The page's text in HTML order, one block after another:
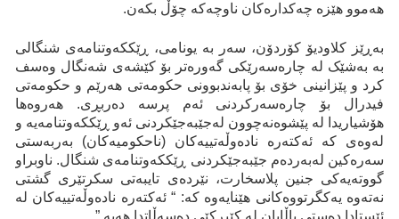
هەموو هێزە چەکدارەکان ناوچەکە چۆڵ بکەن.
بەڕێز کلاودیۆ کۆردۆن، سەر بە یونامی، ڕێککەوتنامەی شنگالی
بە بەشێک لە چارەسەرێکی گەورەتر بۆ کێشەی شەنگال وەسف
کرد و پێزانینی خۆی بۆ پابەندبوونی حکومەتی هەرێم و حکومەتی
فیدرال بۆ چارەسەرکردنی ئەم پرسە دەربڕی. هەروەها
هۆشیاریدا لە پێشوەنەچوون لەجێبەجێکردنی ئەو ڕێککەوتنامەیە و
لەوەی کە ئەکتەرە نادەوڵەتییەکان (ناحكومیەكان) بەربەستی
سەرەکین لەبەردەم جێبەجێکردنی ڕێککەوتنامەی شنگال. ناوبراو
گووتەیەكی جنین پلاسخارت، نێردەی تایبەتی سکرتێری گشتی
نەتەوە یەکگرتووەکانی هێنایەوە کە: “ ئەکتەرە نادەوڵەتییەکان لە
ئێستادا دەستی باڵایان لە کێبڕکێی دەسەڵاتدا هەیە.”